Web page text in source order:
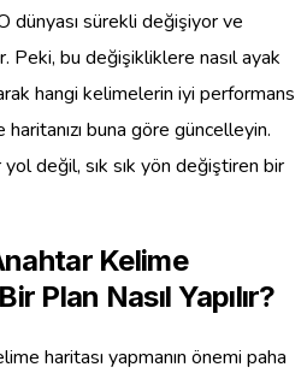
dünyası sürekli değişiyor ve
Peki, bu değişikliklere nasıl ayak
hangi kelimelerin iyi performans
buna göre güncelleyin.
yol değil, sık sık yön değiştiren bir
Kelime
Plan Nasıl Yapılır?
haritası yapmanın önemi paha